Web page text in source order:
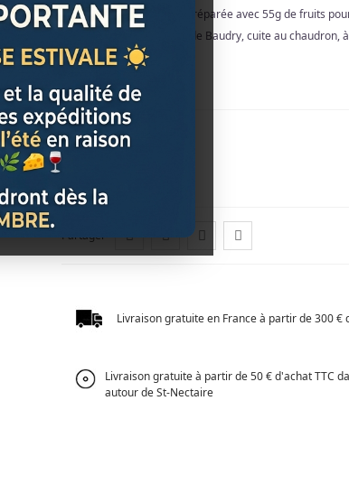
Gelée extra ( c'est à dire préparée avec 55g de fruits
élaborée par le Domaine de Baudry, cuite au chaudron,
(63).
6,00 €
Partager
Livraison gratuite en France à partir de 300 €
Livraison gratuite à partir de 50 € d'achat TTC
autour de St-Nectaire